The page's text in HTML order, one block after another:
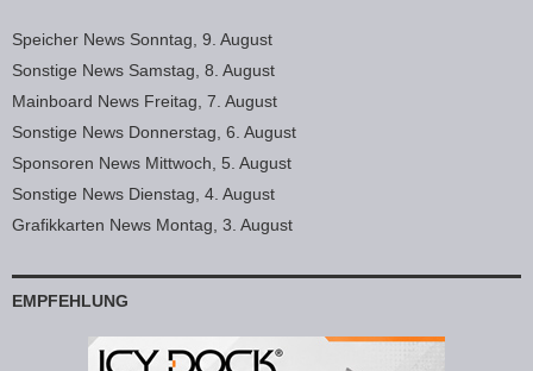
Speicher News Sonntag, 9. August
Sonstige News Samstag, 8. August
Mainboard News Freitag, 7. August
Sonstige News Donnerstag, 6. August
Sponsoren News Mittwoch, 5. August
Sonstige News Dienstag, 4. August
Grafikkarten News Montag, 3. August
EMPFEHLUNG